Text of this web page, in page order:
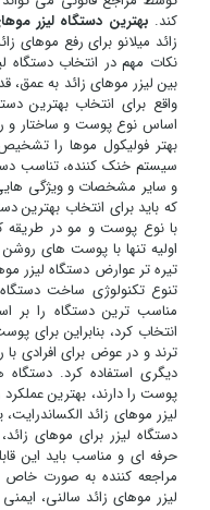
کند. بهترین دستگاه لیزر
زائد میلانو برای رفع
نکات مهم در انتخاب دستگاه
بین لیزر موهای زائد به
واقع برای انتخاب بهترین
اساس نوع پوست و ساختار و
بهتر فولیکول موها را
سیستم خنک کننده، تناسب
و سایر مشخصات و ویژگی
که باید برای انتخاب بهترین
با نوع پوست و مو در طریقه
اولیه تنها با پوست های
تیره تر عوارض دستگاه لیزر
تنوع تکنولوژی ساخت
مناسب ترین دستگاه را بر
انتخاب کرد، بنابراین
ترند و در عوض برای افرادی
دیگری استفاده کرد.
پوست را دارند، بهترین
لیزر موهای زائد
دستگاه لیزر برای موهای
حرفه ای و مناسب باید این
مراجعه کننده به صورت خاص
لیزر موهای زائد سالنی،